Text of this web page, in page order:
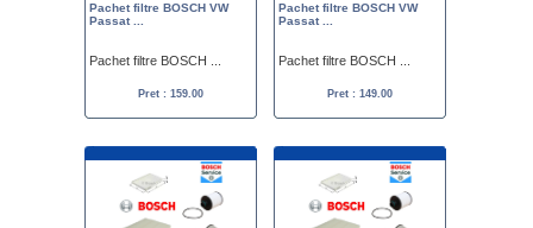
Pachet filtre BOSCH VW
Passat ...
Pachet filtre BOSCH ...
Pret : 159.00
Pachet filtre BOSCH VW
Passat ...
Pachet filtre BOSCH ...
Pret : 149.00